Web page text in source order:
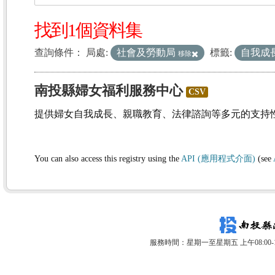
找到1個資料集
查詢條件： 局處: 社會及勞動局 移除 標籤: 自我成
南投縣婦女福利服務中心 CSV
提供婦女自我成長、親職教育、法律諮詢等多元的支持
You can also access this registry using the API (應用程式介面) (see
服務時間：星期一至星期五 上午